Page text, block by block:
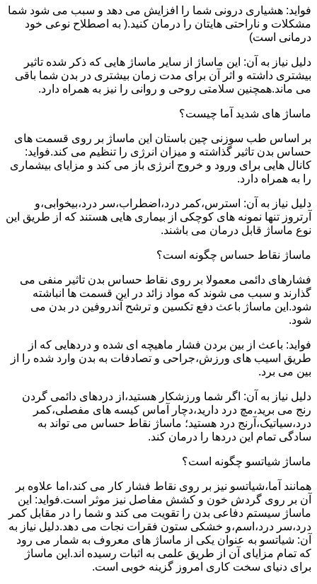
فواید: هشیاری درونی شما را افزایش می دهد و سبب می شود شما
مشکلات و ناراحتی هایتان را درمان کنید.( به اصطلاح نوعی خود
درمانی است)
دلیل نیاز به آن: این ماساژ از سایر ماساژ هایی که ذکر شده تاثیر
بیشتری داشته و اثر آن برای مدت زمان بیشتری در بدن شما باقی
می ماند.همچنین سلامتی روحی و روانی را نیز به همراه دارد.
ماساژ های شدید آما چیست؟
بر اساس طب سوزنی چین باستان این ماساژ بر روی قسمت های
حساس بدن تاثیر گذاشته و میزان انرژی را تنظیم می کند.فواید:
کانال هایی برای ورود و خروج انرژی باز می کند و مزایای بیشماری
را به همراه دارد.
دلیل نیاز به آن: استرس،کمر درد،اضطراب،سر درد،بیخوابی،و
آرتروز تنها نمونه های کوچکی از بیماری هایی هستند که از طریق این
نوع ماساژ قابل درمان می باشند.
ماساژ نقاط حساس چگونه است؟
فشارهای دائمی معمولا بر روی نقاط حساس بدن تاثیر منفی می
گذارند و سبب می شوند که مواد زائد در این قسمت ها انباشته
شود.این ماساژ باعث دفع تکسین و ترشح آندروفین در بدن می
شود.
فواید: باعث از بین بردن فشار ماهیچه ای شده و دردهایی که از
طریق اسیب های ورزش،جراحی و تصادفات به بدن وارد شده را از
بین می برد.
دلیل نیاز به آن: اگر شما ورزشکار هستید،از دردهای دائمی گردن
رنج می برید،مچ درد دارید،دچار آماس کیسه های مفصلی،کمر
درد،سیاتیک،آرنج درد هستید؛ ماساژ نقاط حساس می تواند به
سادگی تمام این دردها را درمان کند.
ماساژ شیاتسو چگونه است؟
همانند آما،شیاتسو نیز بر روی نقاط فشار کار می کند،اما علاوه بر
آن بر روی گردش خون و کشش مفاصل نیز موثر است.فواید: این
ماساژ سیستم دفاعی بدن را تقویت می کند و شما را در مقابل کمر
درد،سر درد،اسم،و خشکی ستون فقرات نجات می دهد.دلیل نیاز به
آن: شیاتسو به عنوان یکی از ماساژ های معروف به شمار می رود
که تمام مزایای آن از طریق علمی به اثبات رسیده اند.این ماساژ
برای دنیای سخت کاری امروز گزینه خوبی است.